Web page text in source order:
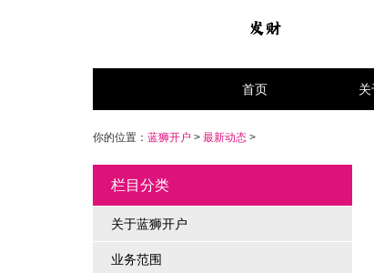
首页
你的位置： 蓝狮开户 > 最新动态 >
栏目分类
关于蓝狮开户
业务范围